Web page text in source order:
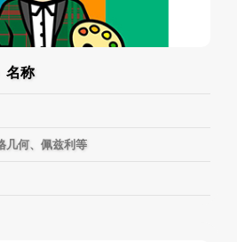
名称
几何、佩兹利等